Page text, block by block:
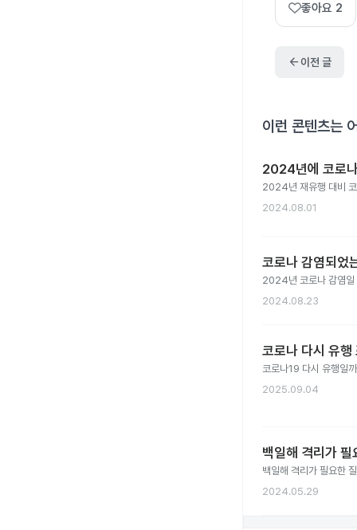
좋아요 2
arrow_back이전 글
이런 콘텐츠는
2024년에 코로
2024년 재유행 대비 코
2024.08.01
코로나 감염되었
2024년 코로나 감염일
2024.08.23
코로나 다시 유
코로나19 다시 유행일
2025.09.04
백일해 격리가 필
백일해 격리가 필요한
2024.05.29